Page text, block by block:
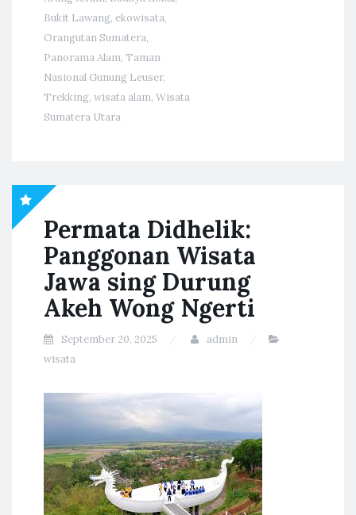
Bukit Lawang, ekowisata,
Orangutan Sumatera,
Panorama Alam, Taman
Nasional Gunung Leuser,
Trekking, wisata alam, Wisata
Sumatera Utara
Permata Didhelik:
Panggonan Wisata
Jawa sing Durung
Akeh Wong Ngerti
September 20, 2025
admin
wisata